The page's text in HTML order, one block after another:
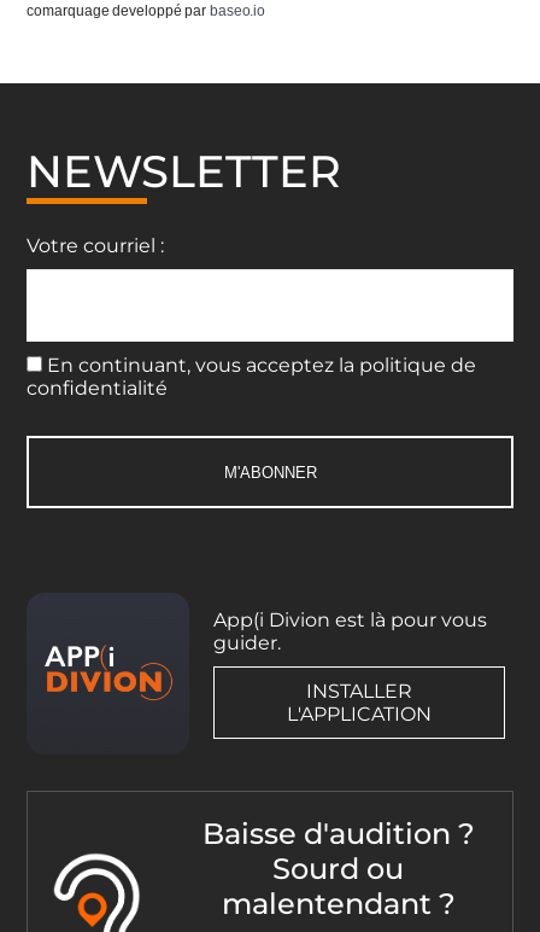
comarquage developpé par baseo.io
NEWSLETTER
Votre courriel :
En continuant, vous acceptez la politique de
confidentialité
App(i Divion est là pour vous
guider.
INSTALLER
L'APPLICATION
Baisse d'audition ?
Sourd ou
malentendant ?